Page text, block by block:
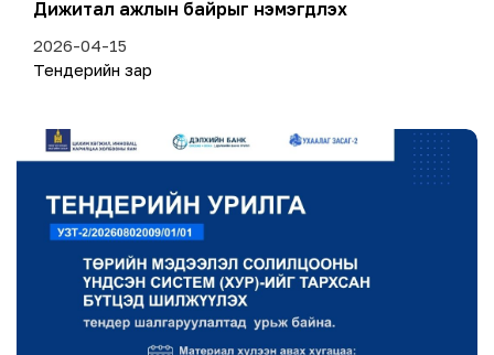
Дижитал ажлын байрыг нэмэгдүүлэх
2026-04-15
Тендерийн зар